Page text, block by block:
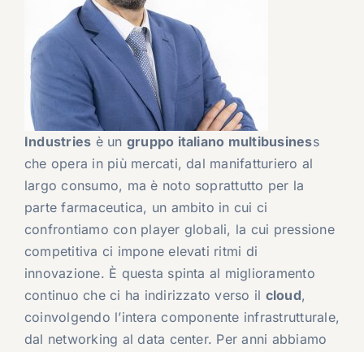
Industries è un gruppo italiano multibusiness
che opera in più mercati, dal manifatturiero al
largo consumo, ma è noto soprattutto per la
parte farmaceutica, un ambito in cui ci
confrontiamo con player globali, la cui pressione
competitiva ci impone elevati ritmi di
innovazione. È questa spinta al miglioramento
continuo che ci ha indirizzato verso il cloud,
coinvolgendo l’intera componente infrastrutturale,
dal networking al data center. Per anni abbiamo